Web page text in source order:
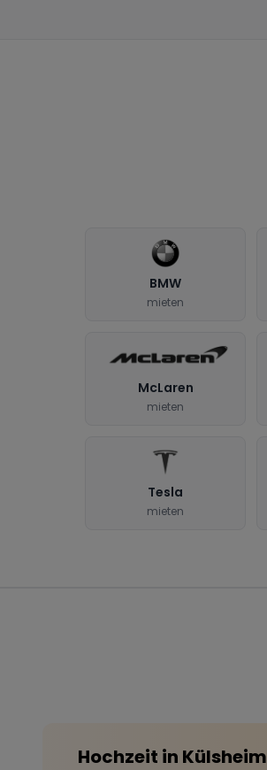
BMW
mieten
McLaren
mieten
Tesla
mieten
Hochzeit in Külsheim